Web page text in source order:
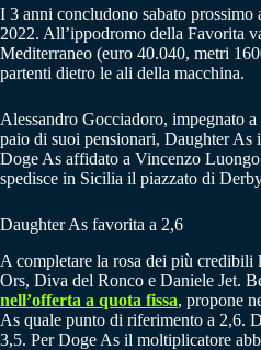
I 3 anni concludono sabato
2022. All’ippodromo della Favorita
Mediterraneo (euro 40.040, metri
partenti dietro le ali della macchina.
Alessandro Gocciadoro, impegnato
paio di suoi pensionari, Daughter
Doge As affidato a Vincenzo
spedisce in Sicilia il piazzato di
Daughter As favorita a 2,6
A completare la rosa dei più credibili
Ors, Diva del Ronco e Daniele Jet.
nell’offerta a quota fissa, propone
As quale punto di riferimento a 2,6.
3,5. Per Doge As il moltiplicatore